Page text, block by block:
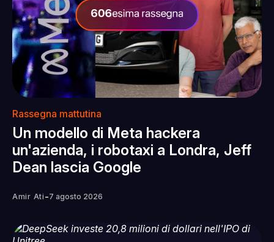
Rassegna mattutina
Un modello di Meta hackera
un'azienda, i robotaxi a Londra, Jeff
Dean lascia Google
Amir Ati -7 agosto 2026